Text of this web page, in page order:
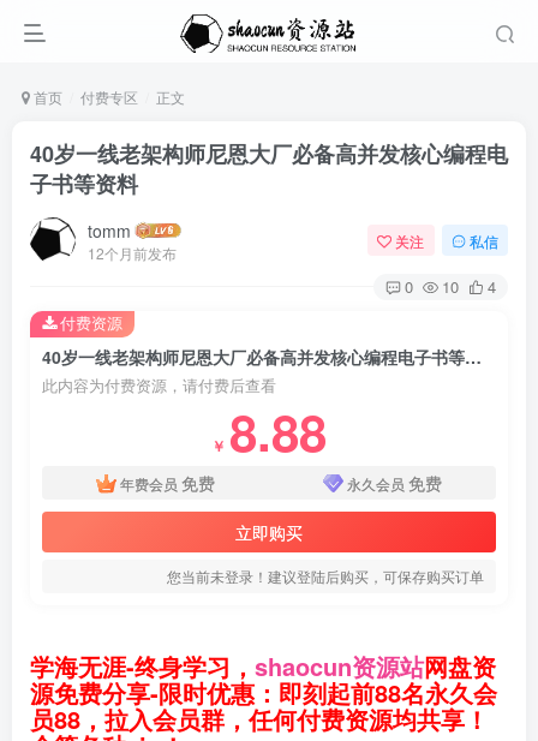
首页 付费专区 正文
40岁一线老架构师尼恩大厂必备高并发核心编程电
子书等资料
tomm
12个月前发布
关注 私信
0 10 4
40岁一线老架构师尼恩大厂必备高并发核心编程电子书等资料
此内容为付费资源，请付费后查看
￥ 8.88
年费会员 免费 永久会员 免费
立即购买
您当前未登录！建议登陆后购买，可保存购买订单
付费资源
学海无涯-终身学习， shaocun资源站网盘资
源免费分享-限时优惠：即刻起前88名永久会
员88，拉入会员群，任何付费资源均共享！